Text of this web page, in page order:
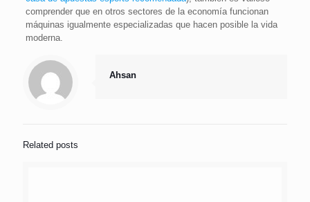
comprender que en otros sectores de la economía funcionan
máquinas igualmente especializadas que hacen posible la vida
moderna.
Ahsan
Related posts